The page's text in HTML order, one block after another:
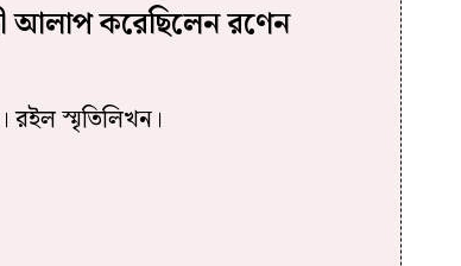
আলাপ করেছিলেন রণেন
রইল স্মৃতিলিখন।